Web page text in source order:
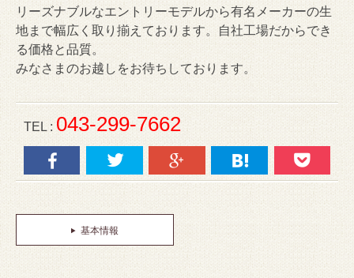
リーズナブルなエントリーモデルから有名メーカーの生
地まで幅広く取り揃えております。自社工場だからでき
る価格と品質。
みなさまのお越しをお待ちしております。
TEL :043-299-7662
基本情報